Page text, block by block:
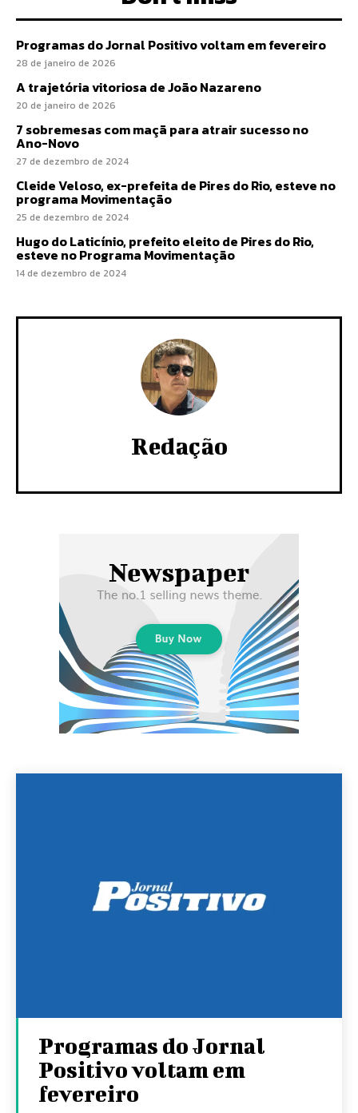
Programas do Jornal Positivo voltam em fevereiro
28 de janeiro de 2026
A trajetória vitoriosa de João Nazareno
20 de janeiro de 2026
7 sobremesas com maçã para atrair sucesso no
Ano-Novo
27 de dezembro de 2024
Cleide Veloso, ex-prefeita de Pires do Rio, esteve no
programa Movimentação
25 de dezembro de 2024
Hugo do Laticínio, prefeito eleito de Pires do Rio,
esteve no Programa Movimentação
14 de dezembro de 2024
Redação
Programas do Jornal
Positivo voltam em
fevereiro